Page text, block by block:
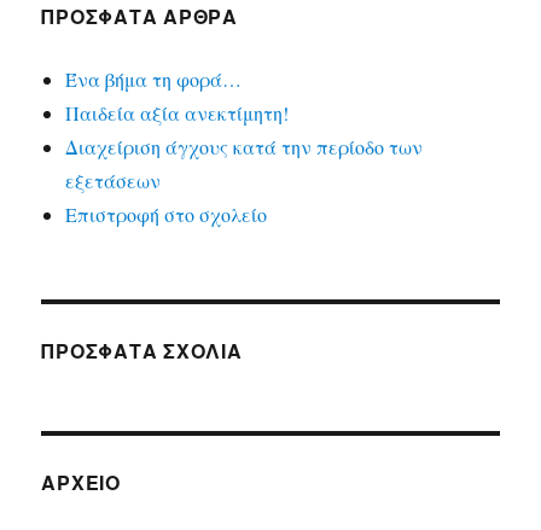
ΠΡΟΣΦΑΤΑ ΑΡΘΡΑ
Ένα βήμα τη φορά…
Παιδεία αξία ανεκτίμητη!
Διαχείριση άγχους κατά την περίοδο των
εξετάσεων
Επιστροφή στο σχολείο
ΠΡΟΣΦΑΤΑ ΣΧΟΛΙΑ
ΑΡΧΕΙΟ